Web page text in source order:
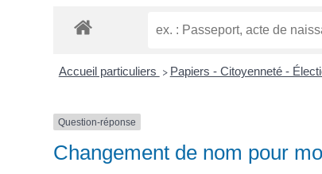
Accueil particuliers > Papiers - Citoyenneté -
Question-réponse
Changement de nom pour